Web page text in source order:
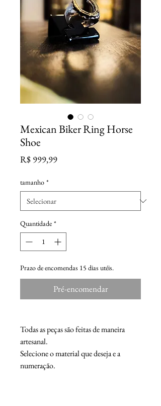
Mexican Biker Ring Horse
Shoe
R$ 999,99Preço
tamanho *
Quantidade *
Prazo de encomendas 15 dias utéis.
Pré-encomendar
Todas as peças são feitas de maneira
artesanal.
Selecione o material que deseja e a
numeração.